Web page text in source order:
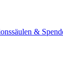
&